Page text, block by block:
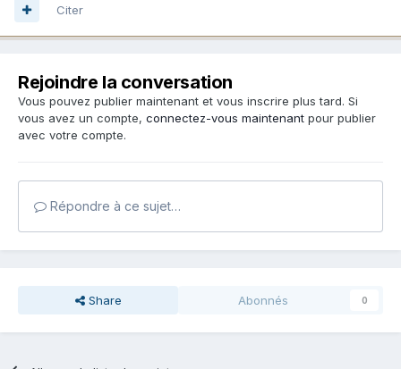
Citer
Rejoindre la conversation
Vous pouvez publier maintenant et vous inscrire plus tard. Si
vous avez un compte, connectez-vous maintenant pour publier
avec votre compte.
Répondre à ce sujet…
Share Abonnés 0